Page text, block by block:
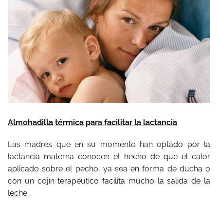
Almohadilla térmica para facilitar la lactancia
Las madres que en su momento han optado por la
lactancia materna conocen el hecho de que el calor
aplicado sobre el pecho, ya sea en forma de ducha o
con un cojín terapéutico facilita mucho la salida de la
leche.